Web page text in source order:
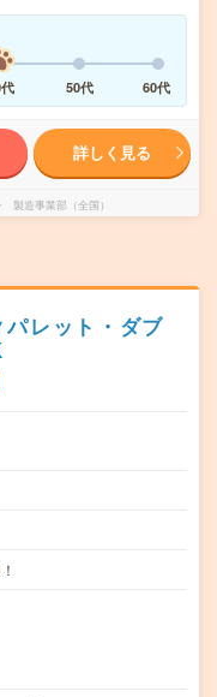
50代 60代
詳しく見る
製造事業部（全国）
パレット・ダブ